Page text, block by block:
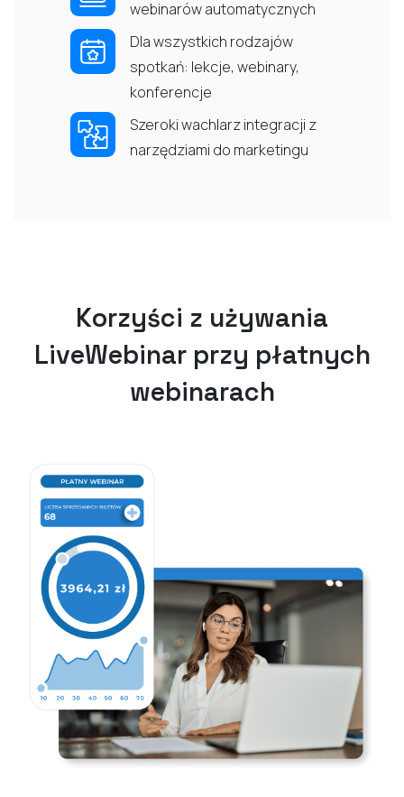
webinarów automatycznych
Dla wszystkich rodzajów
spotkań: lekcje, webinary,
konferencje
Szeroki wachlarz integracji z
narzędziami do marketingu
Korzyści z używania
LiveWebinar przy płatnych
webinarach